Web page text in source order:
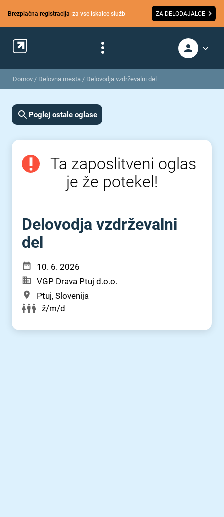
Brezplačna registracija za vse iskalce služb ZA DELODAJALCE
Domov / Delovna mesta / Delovodja vzdrževalni del
Poglej ostale oglase
Ta zaposlitveni oglas
je že potekel!
Delovodja vzdrževalni
del
10. 6. 2026
VGP Drava Ptuj d.o.o.
Ptuj, Slovenija
ž/m/d